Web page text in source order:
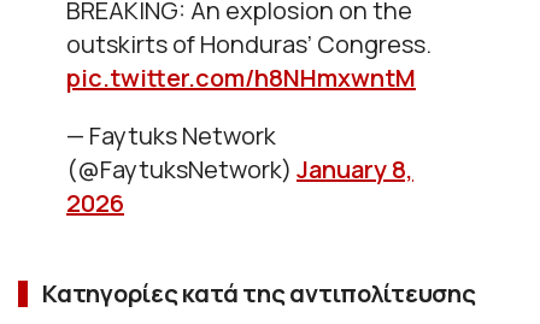
BREAKING: An explosion on the
outskirts of Honduras’ Congress.
pic.twitter.com/h8NHmxwntM
— Faytuks Network
(@FaytuksNetwork) January 8,
2026
Κατηγορίες κατά της αντιπολίτευσης